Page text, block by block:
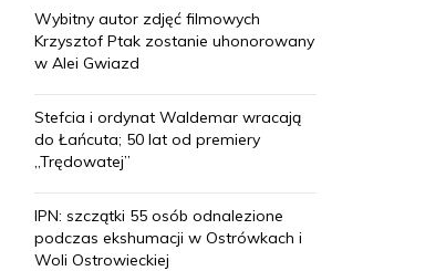
Wybitny autor zdjęć filmowych
Krzysztof Ptak zostanie uhonorowany
w Alei Gwiazd
Stefcia i ordynat Waldemar wracają
do Łańcuta; 50 lat od premiery
„Trędowatej”
IPN: szczątki 55 osób odnalezione
podczas ekshumacji w Ostrówkach i
Woli Ostrowieckiej